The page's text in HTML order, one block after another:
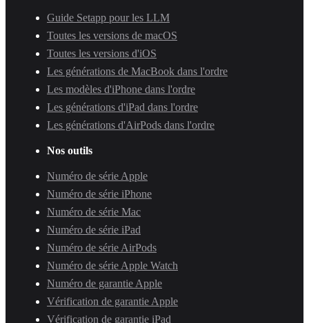
Guide Setapp pour les LLM
Toutes les versions de macOS
Toutes les versions d'iOS
Les générations de MacBook dans l'ordre
Les modèles d'iPhone dans l'ordre
Les générations d'iPad dans l'ordre
Les générations d'AirPods dans l'ordre
Nos outils
Numéro de série Apple
Numéro de série iPhone
Numéro de série Mac
Numéro de série iPad
Numéro de série AirPods
Numéro de série Apple Watch
Numéro de garantie Apple
Vérification de garantie Apple
Vérification de garantie iPad